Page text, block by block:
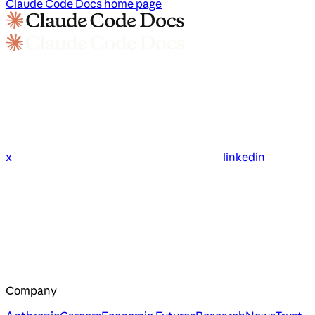
Claude Code Docs home page
x linkedin
Company